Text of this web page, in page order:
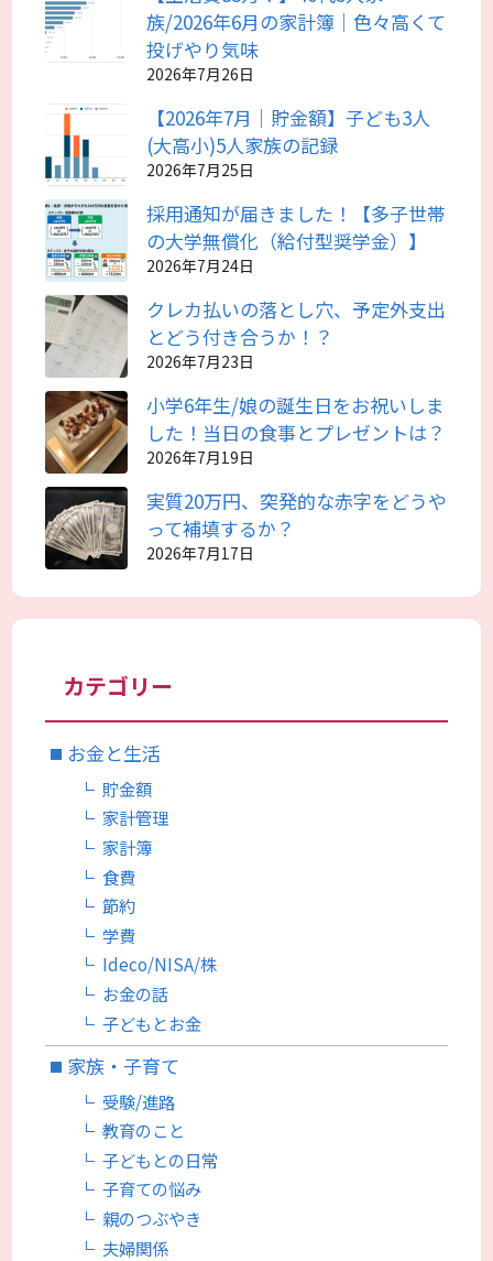
族/2026年6月の家計簿｜色々高くて
投げやり気味
2026年7月26日
【2026年7月｜貯金額】子ども3人
(大高小)5人家族の記録
2026年7月25日
採用通知が届きました！【多子世帯
の大学無償化（給付型奨学金）】
2026年7月24日
クレカ払いの落とし穴、予定外支出
とどう付き合うか！？
2026年7月23日
小学6年生/娘の誕生日をお祝いしま
した！当日の食事とプレゼントは？
2026年7月19日
実質20万円、突発的な赤字をどうや
って補填するか？
2026年7月17日
カテゴリー
お金と生活
貯金額
家計管理
家計簿
食費
節約
学費
Ideco/NISA/株
お金の話
子どもとお金
家族・子育て
受験/進路
教育のこと
子どもとの日常
子育ての悩み
親のつぶやき
夫婦関係